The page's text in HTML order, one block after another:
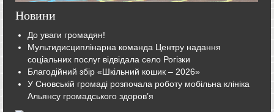
Новини
До уваги громадян!
Мультидисциплінарна команда Центру надання
соціальних послуг відвідала село Рогізки
Благодійний збір «Шкільний кошик – 2026»
У Сновській громаді розпочала роботу мобільна клініка
Альянсу громадського здоров’я